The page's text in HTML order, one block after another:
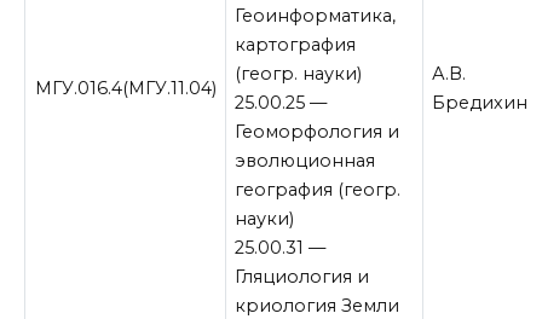
МГУ.016.4(МГУ.11.04)
Геоинформатика,
картография
(геогр. науки)
25.00.25 —
Геоморфология и
эволюционная
география (геогр.
науки)
25.00.31 —
Гляциология и
криология Земли
А.В.
Бредихин